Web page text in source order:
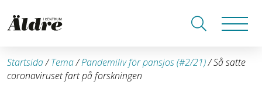
Startsida/Tema/Pandemiliv för pansjos (#2/21)/Så satte
coronaviruset fart på forskningen